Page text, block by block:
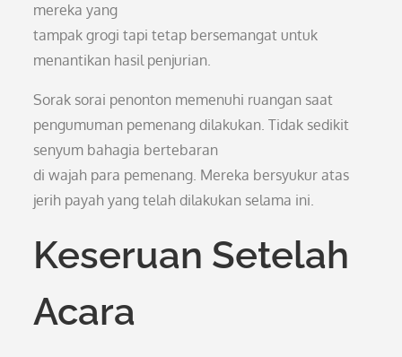
mereka yang
tampak grogi tapi tetap bersemangat untuk
menantikan hasil penjurian.
Sorak sorai penonton memenuhi ruangan saat
pengumuman pemenang dilakukan. Tidak sedikit
senyum bahagia bertebaran
di wajah para pemenang. Mereka bersyukur atas
jerih payah yang telah dilakukan selama ini.
Keseruan Setelah
Acara